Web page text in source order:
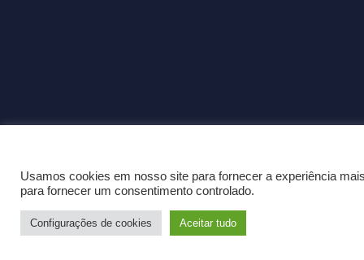
Usamos cookies em nosso site para fornecer a experiência
para fornecer um consentimento controlado.
Configurações de cookies Aceitar tudo